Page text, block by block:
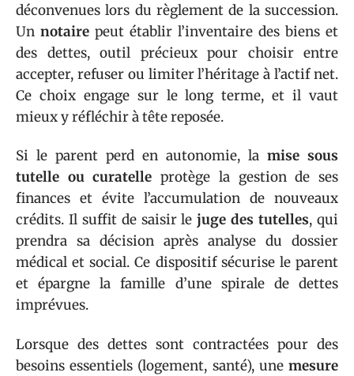
déconvenues lors du règlement de la succession.
Un notaire peut établir l’inventaire des biens et
des dettes, outil précieux pour choisir entre
accepter, refuser ou limiter l’héritage à l’actif net.
Ce choix engage sur le long terme, et il vaut
mieux y réfléchir à tête reposée.
Si le parent perd en autonomie, la mise sous
tutelle ou curatelle protège la gestion de ses
finances et évite l’accumulation de nouveaux
crédits. Il suffit de saisir lejuge des tutelles, qui
prendra sa décision après analyse du dossier
médical et social. Ce dispositif sécurise le parent
et épargne la famille d’une spirale de dettes
imprévues.
Lorsque des dettes sont contractées pour des
besoins essentiels (logement, santé), une mesure